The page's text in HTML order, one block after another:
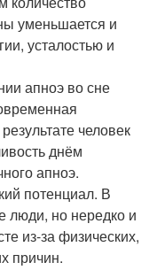
уменьшается и
усталостью и
апноэ во сне
человек
днём
апноэ.
потенциал. В
люди, но нередко и
из-за физических,
причин.